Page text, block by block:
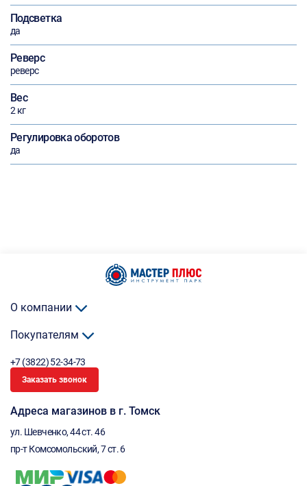
Подсветка
да
Реверс
реверс
Вес
2 кг
Регулировка оборотов
да
О компании
Покупателям
+7 (3822) 52-34-73
Заказать звонок
Адреса магазинов в г. Томск
ул. Шевченко, 44 ст. 46
пр-т Комсомольский, 7 ст. 6